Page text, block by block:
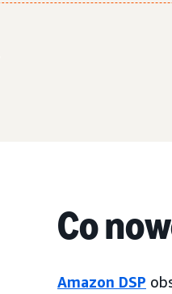
Co
Amazon DSP